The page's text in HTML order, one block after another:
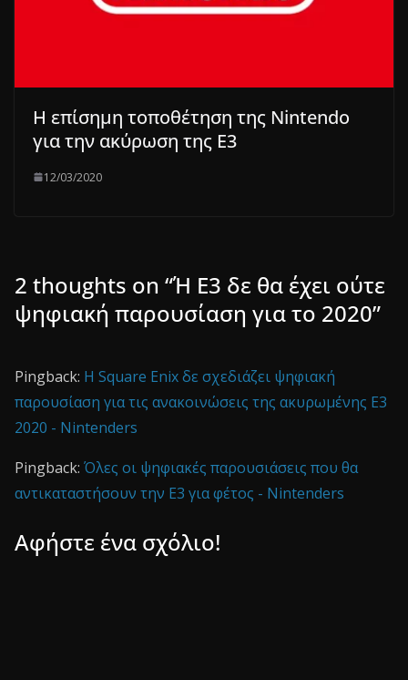
Η επίσημη τοποθέτηση της Nintendo
για την ακύρωση της E3
12/03/2020
2 thoughts on “Ή E3 δε θα έχει ούτε
ψηφιακή παρουσίαση για το 2020”
Pingback: Η Square Enix δε σχεδιάζει ψηφιακή
παρουσίαση για τις ανακοινώσεις της ακυρωμένης E3
2020 - Nintenders
Pingback: Όλες οι ψηφιακές παρουσιάσεις που θα
αντικαταστήσουν την Ε3 για φέτος - Nintenders
Αφήστε ένα σχόλιο!